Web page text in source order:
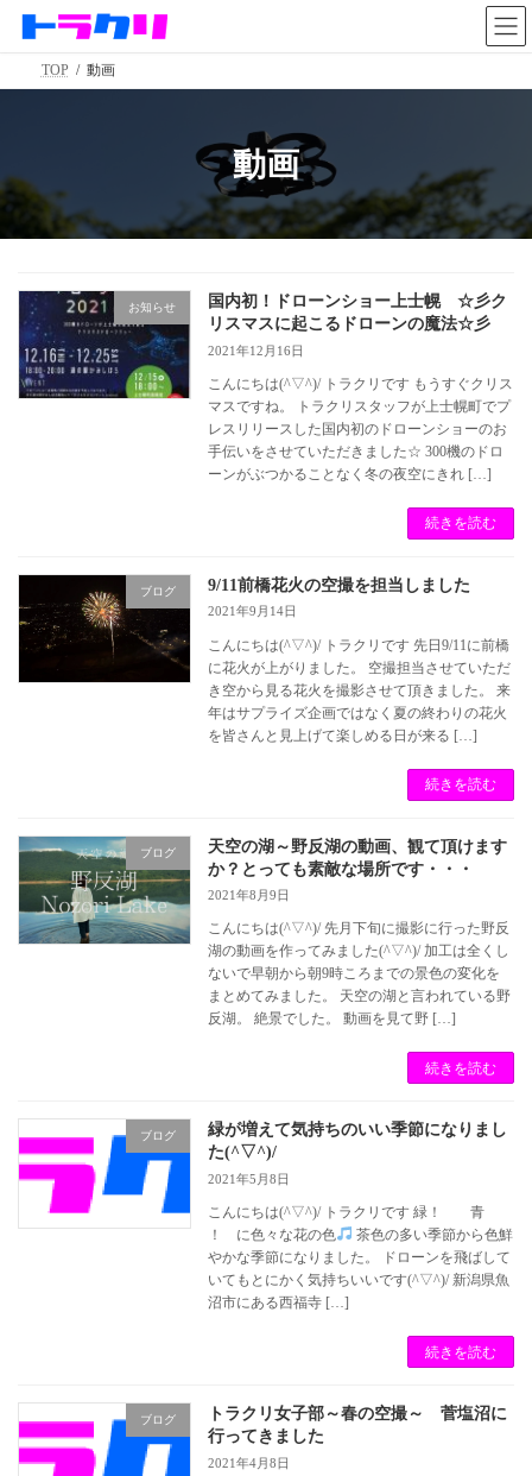
ツ
ッ
シ
移
TOP 動画
動画
お知らせ
国内初！ドローンショー上士幌 ☆彡ク
リスマスに起こるドローンの魔法☆彡
2021年12月16日
こんにちは(^▽^)/ トラクリです もうすぐクリス
マスですね。 トラクリスタッフが上士幌町でプ
レスリリースした国内初のドローンショーのお
手伝いをさせていただきました☆ 300機のドロ
ーンがぶつかることなく冬の夜空にきれ […]
続きを読む
ブログ 9/11前橋花火の空撮を担当しました
2021年9月14日
こんにちは(^▽^)/ トラクリです 先日9/11に前橋
に花火が上がりました。 空撮担当させていただ
き空から見る花火を撮影させて頂きました。 来
年はサプライズ企画ではなく夏の終わりの花火
を皆さんと見上げて楽しめる日が来る […]
続きを読む
ブログ
天空の湖～野反湖の動画、観て頂けます
か？とっても素敵な場所です・・・
2021年8月9日
こんにちは(^▽^)/ 先月下旬に撮影に行った野反
湖の動画を作ってみました(^▽^)/ 加工は全くし
ないで早朝から朝9時ころまでの景色の変化を
まとめてみました。 天空の湖と言われている野
反湖。 絶景でした。 動画を見て野 […]
続きを読む
ブログ
緑が増えて気持ちのいい季節になりまし
た(^▽^)/
2021年5月8日
こんにちは(^▽^)/ トラクリです 緑！ 青
！ に色々な花の色
茶色の多い季節から色鮮
やかな季節になりました。 ドローンを飛ばして
いてもとにかく気持ちいいです(^▽^)/ 新潟県魚
沼市にある西福寺 […]
続きを読む
ブログ
トラクリ女子部～春の空撮～ 菅塩沼に
行ってきました
2021年4月8日